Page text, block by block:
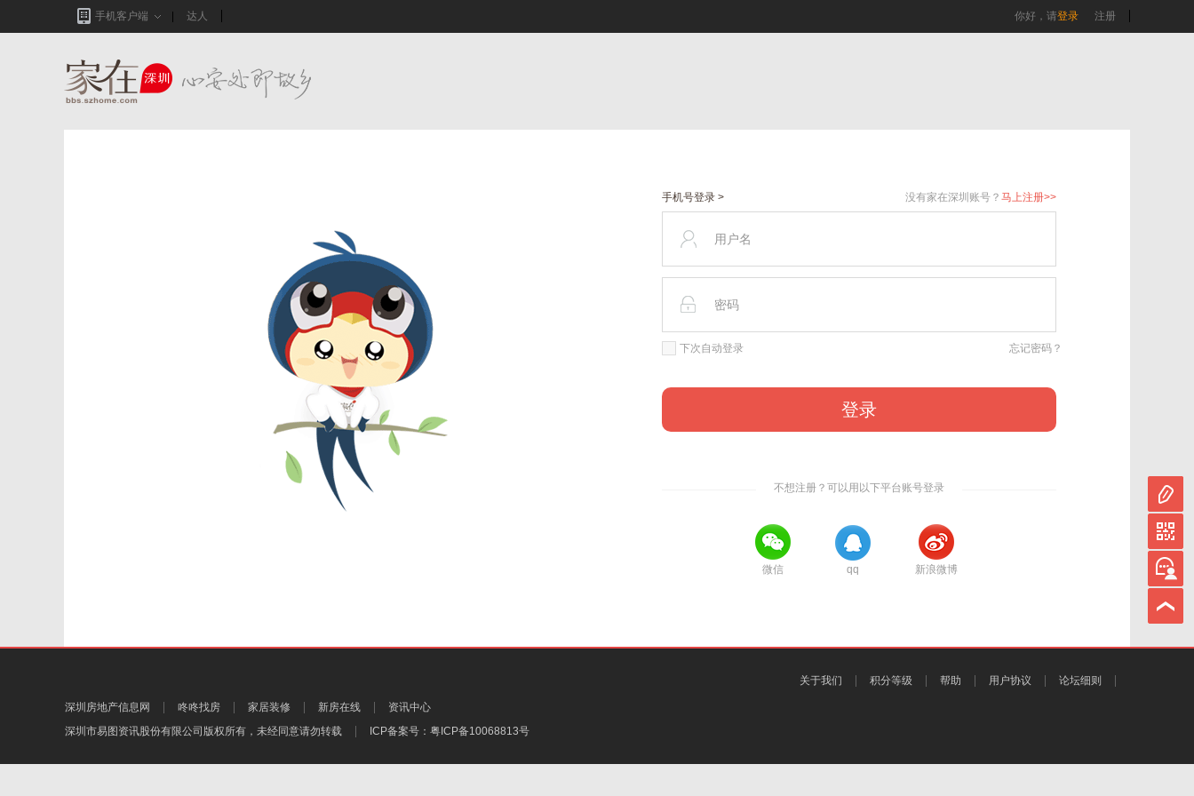
手机客户端 达人 你好，请登录 注册
手机号登录 > 没有家在深圳账号？ 马上注册>>
下次自动登录 忘记密码？
登录
不想注册？可以用以下平台账号登录
微信 qq 新浪微博
深圳房地产信息网 咚咚找房 家居装修 新房在线
资讯中心
深圳市易图资讯股份有限公司 版权所有，未经同意请勿转载 ICP备案号： 粤ICP备10068813号
关于我们 积分等级 帮助 用户协议 论坛细则